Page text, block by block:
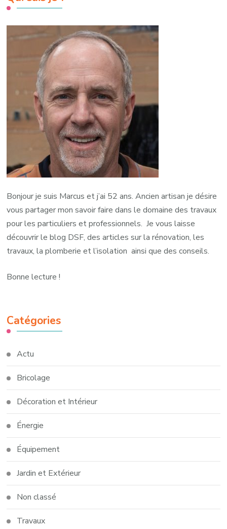
Bonjour je suis Marcus et j’ai 52 ans. Ancien artisan je désire
vous partager mon savoir faire dans le domaine des travaux
pour les particuliers et professionnels. Je vous laisse
découvrir le blog DSF, des articles sur la rénovation, les
travaux, la plomberie et l’isolation ainsi que des conseils.
Bonne lecture !
Catégories
Actu
Bricolage
Décoration et Intérieur
Énergie
Équipement
Jardin et Extérieur
Non classé
Travaux